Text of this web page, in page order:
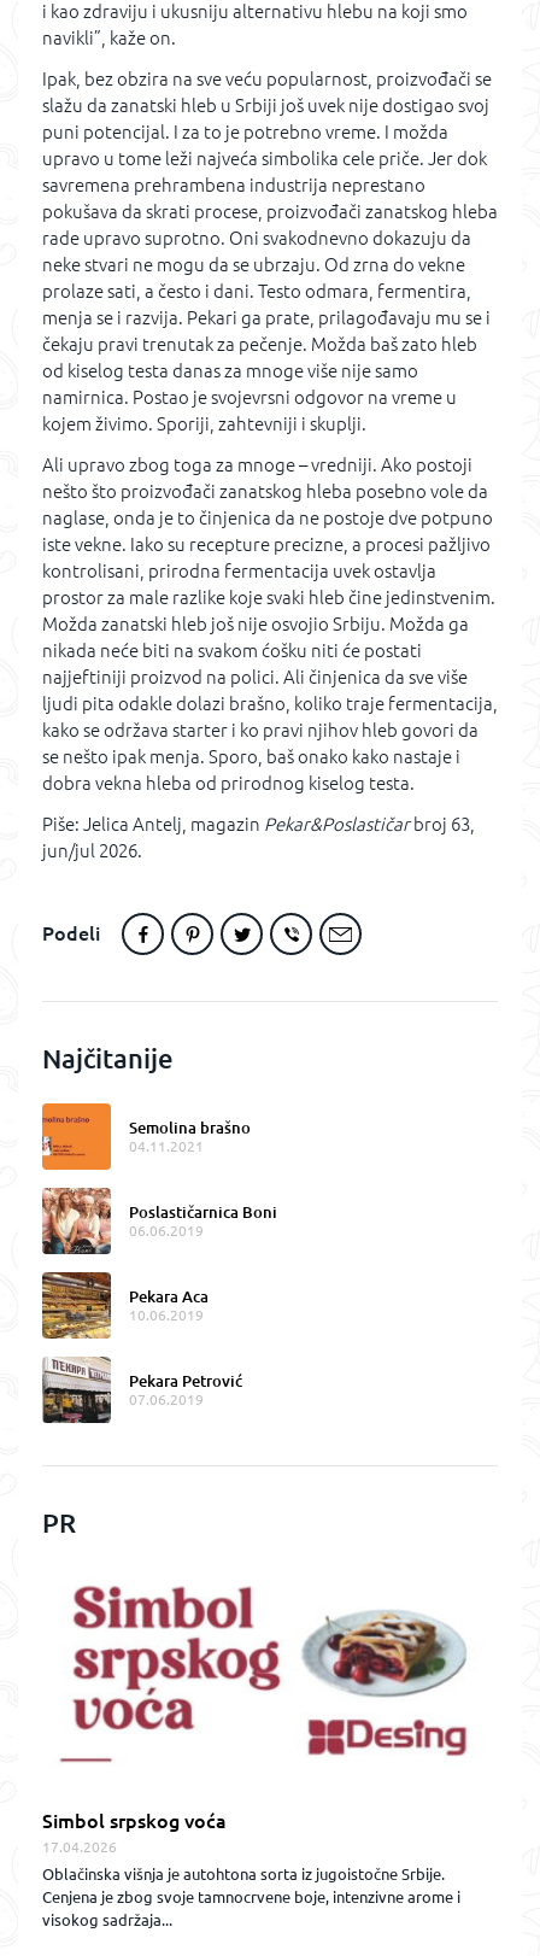
i kao zdraviju i ukusniju alternativu hlebu na koji smo
navikli”, kaže on.
Ipak, bez obzira na sve veću popularnost, proizvođači se
slažu da zanatski hleb u Srbiji još uvek nije dostigao svoj
puni potencijal. I za to je potrebno vreme. I možda
upravo u tome leži najveća simbolika cele priče. Jer dok
savremena prehrambena industrija neprestano
pokušava da skrati procese, proizvođači zanatskog hleba
rade upravo suprotno. Oni svakodnevno dokazuju da
neke stvari ne mogu da se ubrzaju. Od zrna do vekne
prolaze sati, a često i dani. Testo odmara, fermentira,
menja se i razvija. Pekari ga prate, prilagođavaju mu se i
čekaju pravi trenutak za pečenje. Možda baš zato hleb
od kiselog testa danas za mnoge više nije samo
namirnica. Postao je svojevrsni odgovor na vreme u
kojem živimo. Sporiji, zahtevniji i skuplji.
Ali upravo zbog toga za mnoge – vredniji. Ako postoji
nešto što proizvođači zanatskog hleba posebno vole da
naglase, onda je to činjenica da ne postoje dve potpuno
iste vekne. Iako su recepture precizne, a procesi pažljivo
kontrolisani, prirodna fermentacija uvek ostavlja
prostor za male razlike koje svaki hleb čine jedinstvenim.
Možda zanatski hleb još nije osvojio Srbiju. Možda ga
nikada neće biti na svakom ćošku niti će postati
najjeftiniji proizvod na polici. Ali činjenica da sve više
ljudi pita odakle dolazi brašno, koliko traje fermentacija,
kako se održava starter i ko pravi njihov hleb govori da
se nešto ipak menja. Sporo, baš onako kako nastaje i
dobra vekna hleba od prirodnog kiselog testa.
Piše: Jelica Antelj, magazin Pekar&Poslastičarbroj 63,
jun/jul 2026.
Podeli
Najčitanije
Semolina brašno
04.11.2021
Poslastičarnica Boni
06.06.2019
Pekara Aca
10.06.2019
Pekara Petrović
07.06.2019
PR
Simbol srpskog voća
17.04.2026
Oblačinska višnja je autohtona sorta iz jugoistočne Srbije.
Cenjena je zbog svoje tamnocrvene boje, intenzivne arome i
visokog sadržaja...